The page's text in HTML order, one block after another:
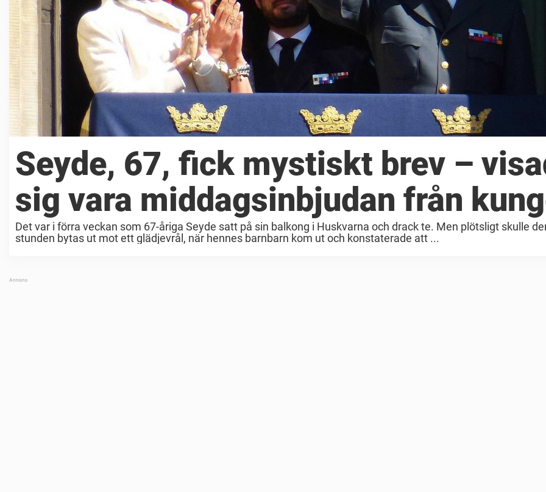
Seyde, 67, fick mystiskt brev –
sig vara middagsinbjudan från
Det var i förra veckan som 67-åriga Seyde satt på sin balkong i Huskvarna och drack te. Men plötsligt skulle
stunden bytas ut mot ett glädjevrål, när hennes barnbarn kom ut och konstaterade att ...